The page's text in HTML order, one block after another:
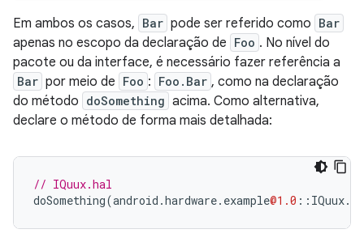
Em ambos os casos, Bar pode ser referido como Bar
apenas no escopo da declaração de Foo . No nível do
pacote ou da interface, é necessário fazer referência a
Bar por meio de Foo : Foo.Bar , como na declaração
do método doSomething acima. Como alternativa,
declare o método de forma mais detalhada:
// IQuux.hal
doSomething(android .hardware. example@1.0 :: IQuux.